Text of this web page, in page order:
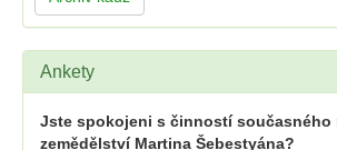
Ankety
Jste spokojeni s činností současného
zemědělství Martina Šebestyána?